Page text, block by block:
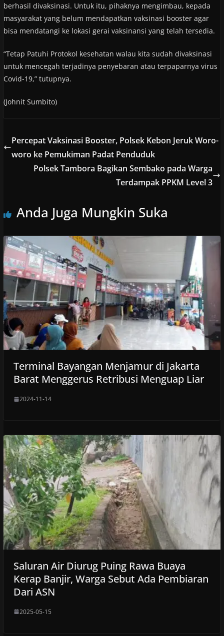
berhasil divaksinasi. Untuk itu, pihaknya mengimbau, kepada
masyarakat yang belum mendapatkan vaksinasi booster agar
bisa mendatangi ke lokasi gerai vaksinansi yang telah tersedia.
“Tetap Patuhi Protokol kesehatan walau kita sudah divaksinasi
untuk mencegah terjadinya penyebaran atau terpaparnya virus
Covid-19,” tutupnya.
(Johnit Sumbito)
Percepat Vaksinasi Booster, Polsek Kebon Jeruk Woro-
woro ke Pemukiman Padat Penduduk
Polsek Tambora Bagikan Sembako pada Warga
Terdampak PPKM Level 3
Anda Juga Mungkin Suka
Terminal Bayangan Menjamur di Jakarta
Barat Menggerus Retribusi Menguap Liar
2024-11-14
Saluran Air Diurug Puing Rawa Buaya
Kerap Banjir, Warga Sebut Ada Pembiaran
Dari ASN
2025-05-15